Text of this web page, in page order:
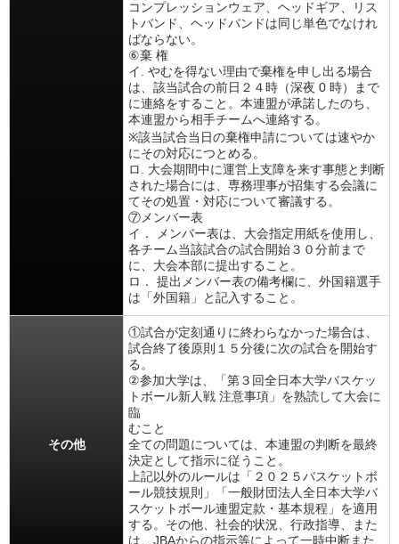
コンプレッションウェア、ヘッドギア、リス
トバンド、ヘッドバンドは同じ単色でなけれ
ばならない。
⑥棄 権
イ. やむを得ない理由で棄権を申し出る場合
は、該当試合の前日２４時（深夜 0 時）まで
に連絡をすること。本連盟が承諾したのち、
本連盟から相手チームへ連絡する。
※該当試合当日の棄権申請については速やか
にその対応につとめる。
ロ. 大会期間中に運営上支障を来す事態と判断
された場合には、専務理事が招集する会議に
てその処置・対応について審議する。
⑦メンバー表
イ． メンバー表は、大会指定用紙を使用し、
各チーム当該試合の試合開始３０分前まで
に、大会本部に提出すること。
ロ． 提出メンバー表の備考欄に、外国籍選手
は「外国籍」と記入すること。
その他
①試合が定刻通りに終わらなかった場合は、
試合終了後原則１５分後に次の試合を開始す
る。
②参加大学は、「第３回全日本大学バスケッ
トボール新人戦 注意事項」を熟読して大会に
臨
むこと
全ての問題については、本連盟の判断を最終
決定として指示に従うこと。
上記以外のルールは「２０２５バスケットボ
ール競技規則」「一般財団法人全日本大学バ
スケットボール連盟定款・基本規程」を適用
する。その他、社会的状況、行政指導、また
は、JBAからの指示等によって一時中断また